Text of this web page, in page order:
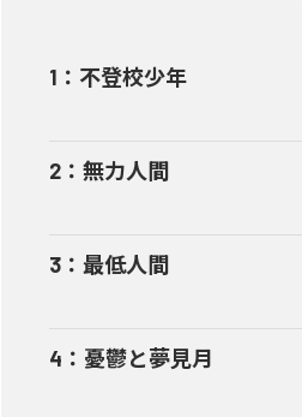
1 ： 不登校少年
2 ： 無力人間
3 ： 最低人間
4 ： 憂鬱と夢見月